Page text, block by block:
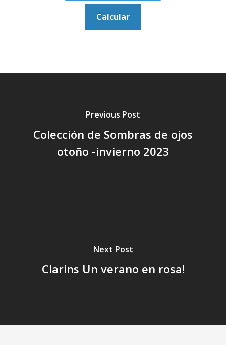
Previous Post
Colección de Sombras de ojos
otoño -invierno 2023
Next Post
Clarins Un verano en rosa!